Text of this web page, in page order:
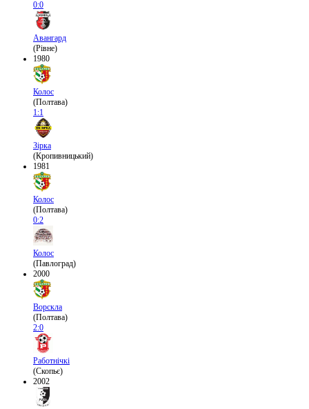
0:0
Авангард
(Рівне)
1980
Колос
(Полтава)
1:1
Зірка
(Кропивницький)
1981
Колос
(Полтава)
0:2
Колос
(Павлоград)
2000
Ворскла
(Полтава)
2:0
Работнічкі
(Скопьє)
2002